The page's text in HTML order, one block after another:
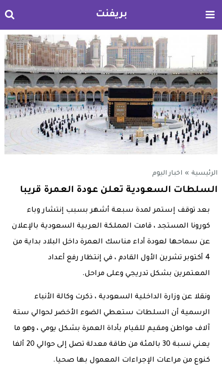
بريفنت
الرئيسية » اخبار اليوم
السلطات السعودية تعلن عودة العمرة قريبا
بعد توقف إستمر لمدة سبعة أشهر بسبب إنتشار وباء
كورونا المستجد ، قامت المملكة العربية السعودية بالإعلان
عن سماحها لعودة أداء مناسك العمرة داخل البلاد بداية من
4 أكتوبر تشرين الأول القادم ، في إنتظار رفع أعداد
المعتمرين بشكل تدريجي وعلى مراحل.
ونقلا عن وزارة الداخلية السعودية ، ذكرت وكالة الأنباء
الرسمية أن السلطات ستعطي الضوء الأخضر لحوالي ستة
آلاف مواطن ومقيم للقيام بأداة العمرة بشكل يومي ، وهو ما
يعني نسبة 30 بالمئة من طاقة معدلة تصل إلى حوالي 20 ألفا
كنوع من مراعات الإجراءات المعمول بها صحيا.